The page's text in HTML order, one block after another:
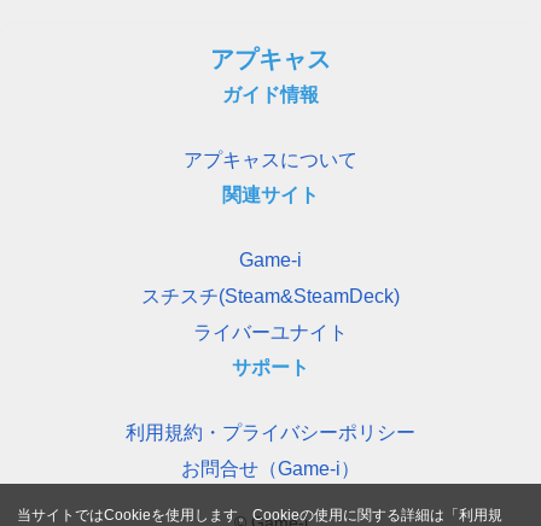
アプキャス
ガイド情報
アプキャスについて
関連サイト
Game-i
スチスチ(Steam&SteamDeck)
ライバーユナイト
サポート
利用規約・プライバシーポリシー
お問合せ（Game-i）
当サイトではCookieを使用します。Cookieの使用に関する詳細は「利用規